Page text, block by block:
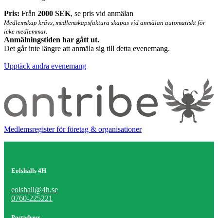
Pris: Från 2000 SEK, se pris vid anmälan
Medlemskap krävs, medlemskapsfaktura skapas vid anmälan automatiskt för
icke medlemmar.
Anmälningstiden har gått ut.
Det går inte längre att anmäla sig till detta evenemang.
Upptäck andra evenemang
Medlemsregister för företag & organisationer
Eolshälls 4H
eolshall@4h.se
0760-225221